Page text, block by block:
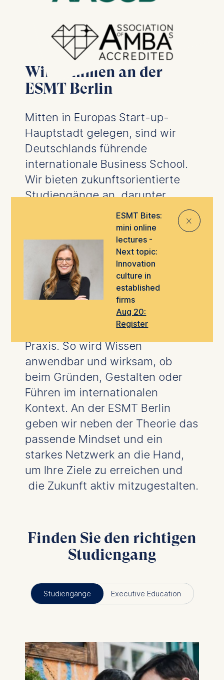
ESMT Bites:
mini online
lectures -
Next topic:
Innovation
culture in
established
firms
Aug 20:
Register
⨯
Willkommen an der
ESMT Berlin
Mitten in Europas Start-up-
Hauptstadt gelegen, sind wir
Deutschlands führende
internationale Business School.
Wir bieten zukunftsorientierte
Studiengänge an, darunter
Wirtschaftsabschlüsse,
Promotionsprogrammesowie
maßgeschneiderteExecutive
Educationfür den nächsten
Karriereschritt.
Unsere internationalanerkannte
verbindet
anspruchsvolle Forschung
Praxis. So wird Wissen
anwendbar und wirksam, ob
beim Gründen, Gestalten oder
Führen im internationalen
Kontext. An der ESMT Berlin
geben wir neben der Theorie das
passende Mindset und ein
starkes Netzwerk an die Hand,
um Ihre Ziele zu erreichen und
die Zukunft aktiv mitzugestalten.
Finden Sie den richtigen
Studiengang
Studiengänge Executive Education